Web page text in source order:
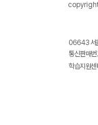
06643 서
통신판매
학습지원